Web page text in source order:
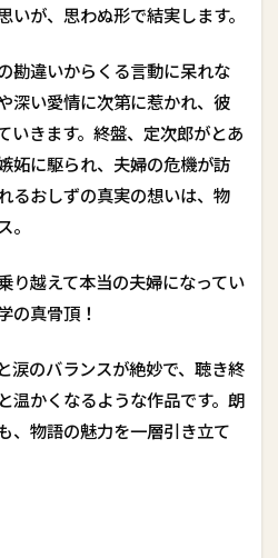
が、思わぬ形で結実します。
勘違いからくる言動に呆れな
深い愛情に次第に惹かれ、彼
いきます。終盤、定次郎がとあ
妬に駆られ、夫婦の危機が訪
るおしずの真実の想いは、物
。
り越えて本当の夫婦になってい
の真骨頂！
涙のバランスが絶妙で、聴き終
温かくなるような作品です。朗
、物語の魅力を一層引き立て